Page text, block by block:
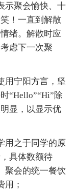
示聚会愉快、十
！一直到解散
绪。解散时应
虑下一次聚
用宁阳方言，坚
“Hello”“Hi”除
显，以显示优
用之于同学的原
具体数额待
聚会的统一餐饮
用；